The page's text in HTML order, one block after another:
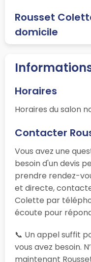
Rousset
domicile
Horaires
Horaires du salon
Contacter
Vous avez une
besoin d'un devis
prendre rendez-
et directe,
Colette par
écoute pour
📞 Un appel suffit
vous avez besoin.
maintenant